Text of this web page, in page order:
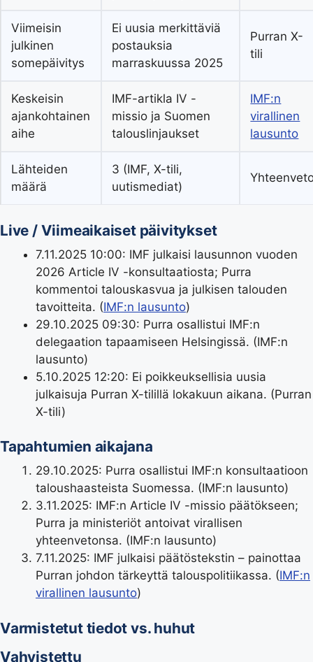
Viimeisin
julkinen
somepäivitys
Ei uusia merkittäviä
postauksia
marraskuussa 2025
Purran X-
tili
Keskeisin
ajankohtainen
aihe
IMF-artikla IV -
missio ja Suomen
talouslinjaukset
IMF:n
virallinen
lausunto
Lähteiden
määrä
3 (IMF, X-tili,
uutismediat)
Live / Viimeaikaiset päivitykset
7.11.2025 10:00: IMF julkaisi lausunnon vuoden
2026 Article IV -konsultaatiosta; Purra
kommentoi talouskasvua ja julkisen talouden
tavoitteita. (IMF:n lausunto)
29.10.2025 09:30: Purra osallistui IMF:n
delegaation tapaamiseen Helsingissä. (IMF:n
lausunto)
5.10.2025 12:20: Ei poikkeuksellisia uusia
julkaisuja Purran X-tilillä lokakuun aikana. (Purran
X-tili)
Tapahtumien aikajana
29.10.2025: Purra osallistui IMF:n konsultaatioon
taloushaasteista Suomessa. (IMF:n lausunto)
3.11.2025: IMF:n Article IV -missio päätökseen;
Purra ja ministeriöt antoivat virallisen
yhteenvetonsa. (IMF:n lausunto)
7.11.2025: IMF julkaisi päätöstekstin – painottaa
Purran johdon tärkeyttä talouspolitiikassa. (IMF:n
virallinen lausunto)
Varmistetut tiedot vs. huhut
Vahvistettu